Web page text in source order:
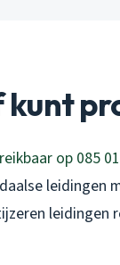
kunt
op 085
leidingen